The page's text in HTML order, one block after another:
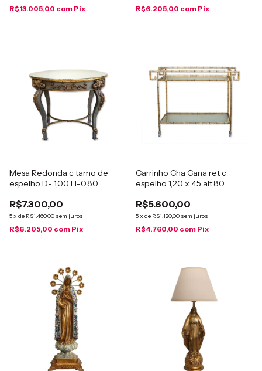
R$13.005,00 com Pix R$6.205,00 com Pix
Mesa Redonda c tamo de
espelho D- 1,00 H-0,80
R$7.300,00
5x de R$1.460,00 sem juros
R$6.205,00 com Pix
Carrinho Cha Cana ret c
espelho 1,20 x 45 alt.80
R$5.600,00
5x de R$1.120,00 sem juros
R$4.760,00 com Pix